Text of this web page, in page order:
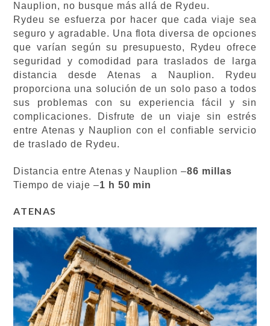
Nauplion, no busque más allá de Rydeu.
Rydeu se esfuerza por hacer que cada viaje sea
seguro y agradable. Una flota diversa de opciones
que varían según su presupuesto, Rydeu ofrece
seguridad y comodidad para traslados de larga
distancia desde Atenas a Nauplion. Rydeu
proporciona una solución de un solo paso a todos
sus problemas con su experiencia fácil y sin
complicaciones. Disfrute de un viaje sin estrés
entre Atenas y Nauplion con el confiable servicio
de traslado de Rydeu.
Distancia entre Atenas y Nauplion –86 millas
Tiempo de viaje –1 h 50 min
ATENAS